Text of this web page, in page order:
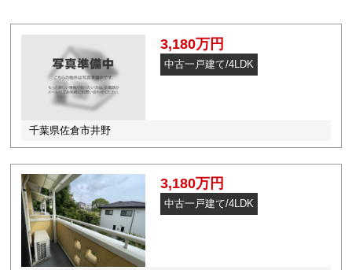
3,180万円
中古一戸建て/4LDK
千葉県佐倉市井野
3,180万円
中古一戸建て/4LDK